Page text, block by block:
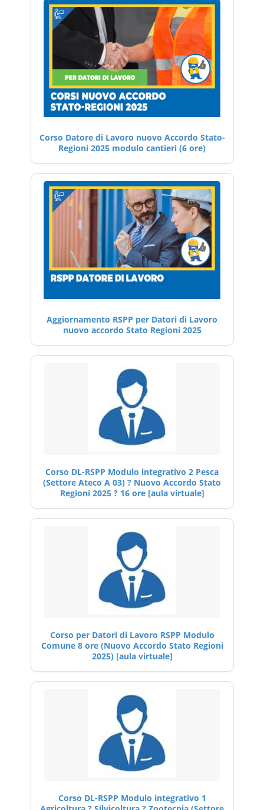
Corso Datore di Lavoro nuovo Accordo Stato-
Regioni 2025 modulo cantieri (6 ore)
Aggiornamento RSPP per Datori di Lavoro
nuovo accordo Stato Regioni 2025
Corso DL-RSPP Modulo integrativo 2 Pesca
(Settore Ateco A 03) ? Nuovo Accordo Stato
Regioni 2025 ? 16 ore [aula virtuale]
Corso per Datori di Lavoro RSPP Modulo
Comune 8 ore (Nuovo Accordo Stato Regioni
2025) [aula virtuale]
Corso DL-RSPP Modulo integrativo 1